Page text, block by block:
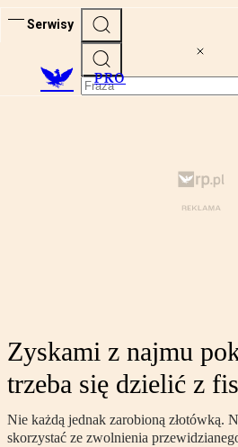
Serwisy
PRO
Zyskami z najmu
trzeba się dzielić z
Nie każdą jednak zarobioną złotówką.
skorzystać ze zwolnienia